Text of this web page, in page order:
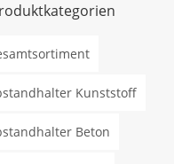
Kunststoff
Beton